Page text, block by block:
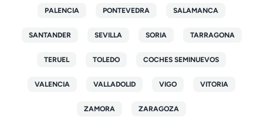
PALENCIA PONTEVEDRA SALAMANCA
SANTANDER SEVILLA SORIA TARRAGONA
TERUEL TOLEDO COCHES SEMINUEVOS
VALENCIA VALLADOLID VIGO VITORIA
ZAMORA ZARAGOZA